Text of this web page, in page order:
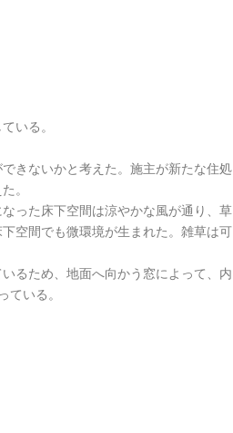
いる。
きないかと考えた。施主が新たな住処
。
った床下空間は涼やかな風が通り、草
空間でも微環境が生まれた。雑草は可
るため、地面へ向かう窓によって、内
いる。